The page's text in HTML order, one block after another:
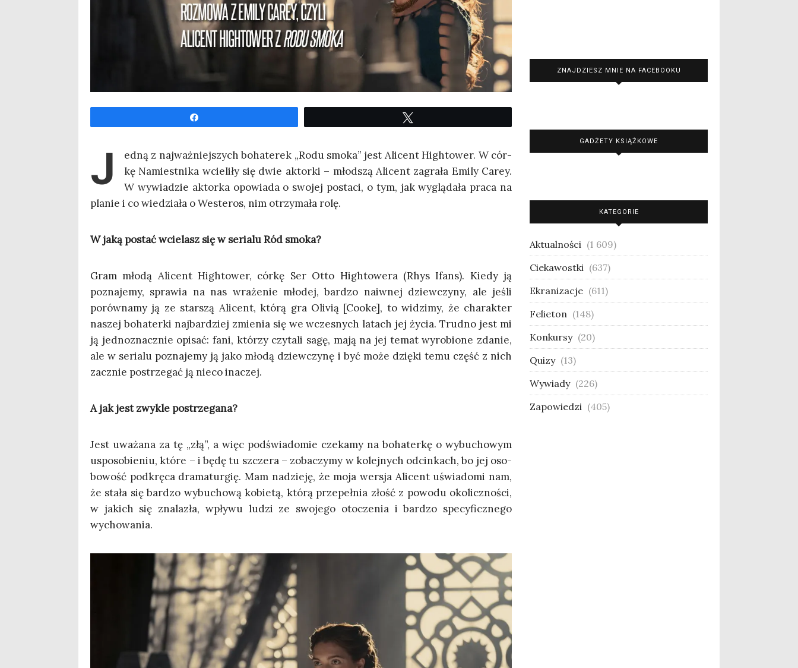
J
ed­ną z naj­waż­niej­szych boha­te­rek „Rodu smo­ka” jest Ali­cent High­to­wer. W cór­
kę Namiest­ni­ka wcie­li­ły się dwie aktor­ki – młod­szą Ali­cent zagra­ła Emi­ly Carey.
W wywia­dzie aktor­ka opo­wia­da o swo­jej posta­ci, o tym, jak wyglą­da­ła pra­ca na
pla­nie i co wie­dzia­ła o Weste­ros, nim otrzy­ma­ła rolę.
W jaką postać wcie­lasz się w seria­lu Ród smoka?
Gram mło­dą Ali­cent High­to­wer, cór­kę Ser Otto High­to­we­ra (Rhys Ifans). Kie­dy ją
pozna­je­my, spra­wia na nas wra­że­nie mło­dej, bar­dzo naiw­nej dziew­czy­ny, ale jeśli
porów­na­my ją ze star­szą Ali­cent, któ­rą gra Oli­vią [Cooke], to widzi­my, że cha­rak­ter
naszej boha­ter­ki naj­bar­dziej zmie­nia się we wcze­snych latach jej życia. Trud­no jest mi
ją jed­no­znacz­nie opi­sać: fani, któ­rzy czy­ta­li sagę, mają na jej temat wyro­bio­ne zda­nie,
ale w seria­lu pozna­je­my ją jako mło­dą dziew­czy­nę i być może dzię­ki temu część z nich
zacznie postrze­gać ją nie­co inaczej.
A jak jest zwy­kle postrzegana?
Jest uwa­ża­na za tę „złą”, a więc pod­świa­do­mie cze­ka­my na boha­ter­kę o wybu­cho­wym
uspo­so­bie­niu, któ­re – i będę tu szcze­ra – zoba­czy­my w kolej­nych odcin­kach, bo jej oso­
bo­wość pod­krę­ca dra­ma­tur­gię. Mam nadzie­ję, że moja wer­sja Ali­cent uświa­do­mi nam,
że sta­ła się bar­dzo wybu­cho­wą kobie­tą, któ­rą prze­peł­nia złość z powo­du oko­licz­no­ści,
w jakich się zna­la­zła, wpły­wu ludzi ze swo­je­go oto­cze­nia i bar­dzo spe­cy­ficz­ne­go
wychowania.
ZNAJDZIESZ MNIE NA FACEBOOKU
GADŻETY KSIĄŻKOWE
KATEGORIE
Aktualności (1 609)
Ciekawostki (637)
Ekranizacje (611)
Felieton (148)
Konkursy (20)
Quizy (13)
Wywiady (226)
Zapowiedzi (405)